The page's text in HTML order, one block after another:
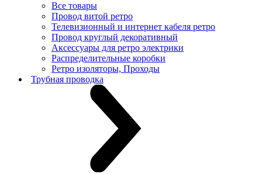
Все товары
Провод витой ретро
Телевизионный и интернет кабеля ретро
Провод круглый декоративный
Аксессуары для ретро электрики
Распределительные коробки
Ретро изоляторы, Проходы
Трубная проводка